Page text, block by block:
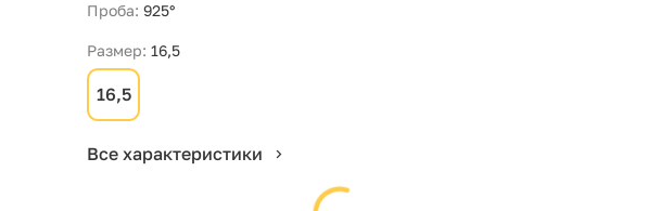
Проба: 925°
Размер: 16,5
16,5
Все характеристики